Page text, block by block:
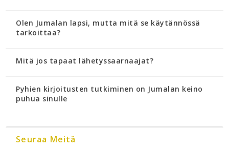
Olen Jumalan lapsi, mutta mitä se käytännössä
tarkoittaa?
Mitä jos tapaat lähetyssaarnaajat?
Pyhien kirjoitusten tutkiminen on Jumalan keino
puhua sinulle
Seuraa Meitä